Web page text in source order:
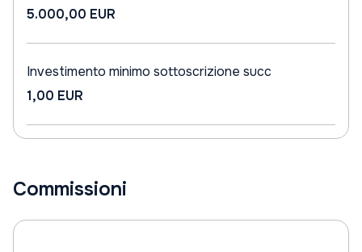
5.000,00 EUR
Investimento minimo sottoscrizione succ
1,00 EUR
Commissioni